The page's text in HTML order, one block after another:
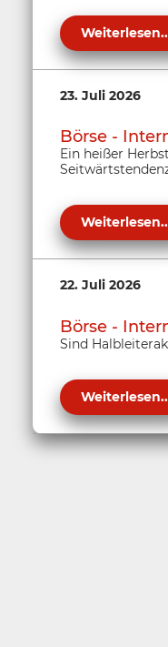
23. Juli 2026
Börse -
Ein heißer
22. Juli 2026
Börse -
Sind